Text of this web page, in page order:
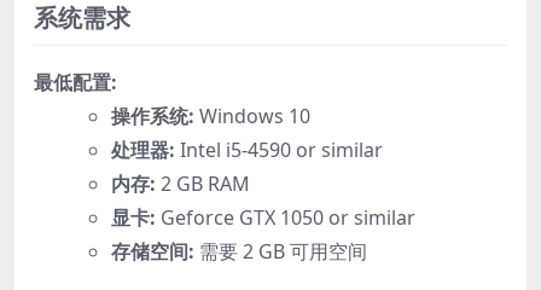
系统需求
最低配置:
操作系统: Windows 10
处理器: Intel i5-4590 or similar
内存: 2 GB RAM
显卡: Geforce GTX 1050 or similar
存储空间: 需要 2 GB 可用空间